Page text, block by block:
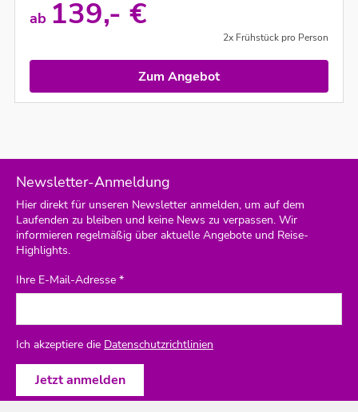
ab 139,- €
2x Frühstück pro Person
Zum Angebot
Newsletter-Anmeldung
Hier direkt für unseren Newsletter anmelden, um auf dem
Laufenden zu bleiben und keine News zu verpassen. Wir
informieren regelmäßig über aktuelle Angebote und Reise-
Highlights.
Ihre E-Mail-Adresse *
Ich akzeptiere die Datenschutzrichtlinien